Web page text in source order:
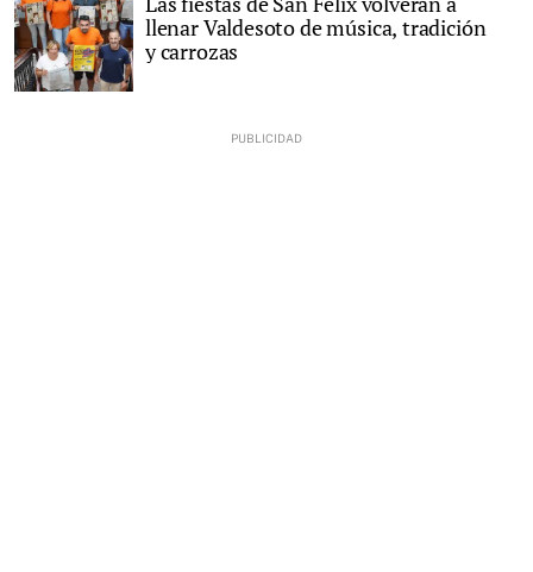
llenar Valdesoto de música, tradición
y carrozas